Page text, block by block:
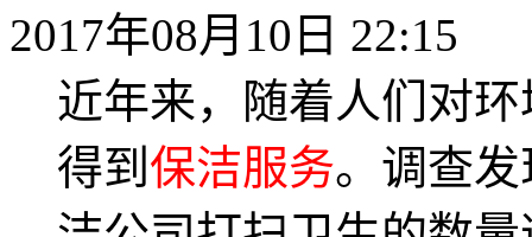
2017年08月10日 22:15
近年来，随着人们对
得到 保洁服务。调查